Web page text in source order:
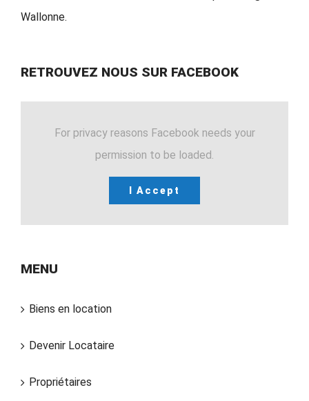
Wallonne.
RETROUVEZ NOUS SUR FACEBOOK
For privacy reasons Facebook needs your
permission to be loaded.
I Accept
MENU
Biens en location
Devenir Locataire
Propriétaires